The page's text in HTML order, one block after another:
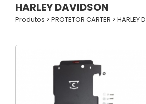
HARLEY DAVIDSON
Produtos > PROTETOR CARTER > HARLEY